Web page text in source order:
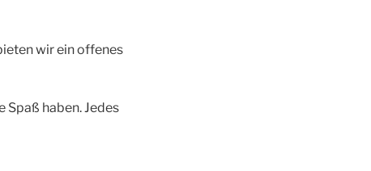
wir ein offenes
Spaß haben. Jedes